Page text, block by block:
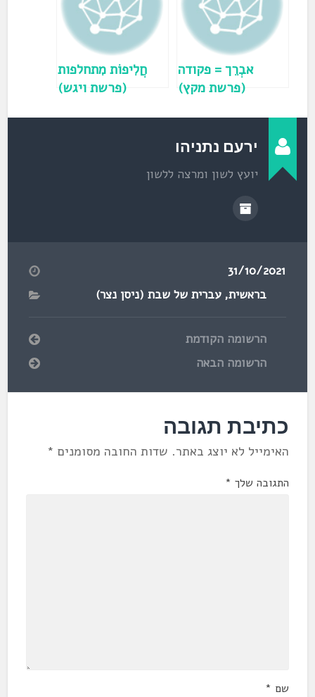
ח
ל
ו
ד
ש
)
אבְרֵך = פקודה
(פרשת מקץ)
חֲלִיפוֹת מִתחלפות
(פרשת ויגש)
ירעם נתניהו
יועץ לשון ומרצה ללשון
31/10/2021
בראשית,עברית של שבת (ניסן נצר)
הרשומה הקודמת
הרשומה הבאה
כתיבת תגובה
האימייל לא יוצג באתר. שדות החובה מסומנים *
התגובה שלך *
שם *